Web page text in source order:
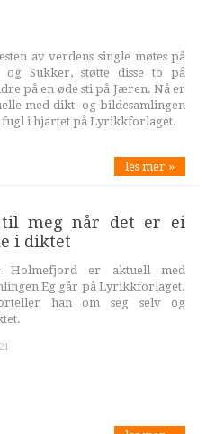
av verdens single møtes på
og Sukker, støtte disse to på
på en øde sti på Jæren. Nå er
med dikt- og bildesamlingen
fugl i hjartet på Lyrikkforlaget.
les mer »
meg når det er ei
i diktet
Holmefjord er aktuell med
Eg går på Lyrikkforlaget.
han om seg selv og